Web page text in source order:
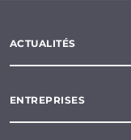
ACTUALITÉS
ENTREPRISES